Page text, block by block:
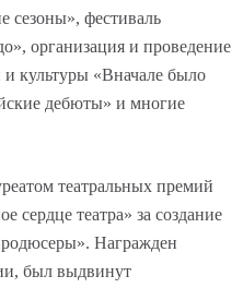
сезоны», фестиваль
организация и проведение
культуры «Вначале было
дебюты» и многие
театральных премий
сердце театра» за создание
Награжден
был выдвинут